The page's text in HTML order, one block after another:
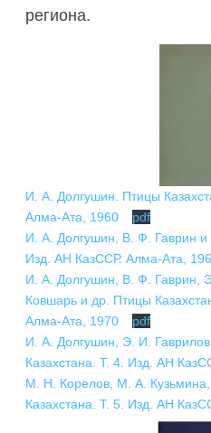
региона.
И. А. Долгушин. Птицы
Алма-Ата, 1960
pdf
И. А. Долгушин, В. Ф. Гаврин и
Изд. АН КазССР. Алма-Ата,
И. А. Долгушин, В. Ф. Гаврин,
Ковшарь и др. Птицы
Алма-Ата, 1970
pdf
И. А. Долгушин, Э. И.
Казахстана. Т. 4. Изд. АН
М. Н. Корелов, М. А.
Казахстана. Т. 5. Изд. АН